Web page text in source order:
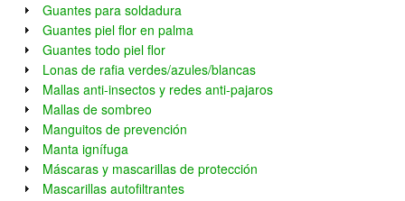
Guantes para soldadura
Guantes piel flor en palma
Guantes todo piel flor
Lonas de rafia verdes/azules/blancas
Mallas anti-insectos y redes anti-pajaros
Mallas de sombreo
Manguitos de prevención
Manta ignífuga
Máscaras y mascarillas de protección
Mascarillas autofiltrantes